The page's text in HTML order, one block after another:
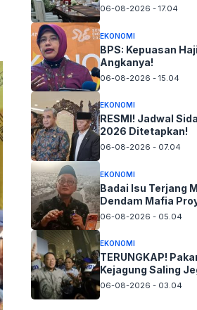
06-08-2026 - 17.04
EKONOMI
BPS: Kepuasan
Angkanya!
06-08-2026 - 15.04
EKONOMI
RESMI! Jadwal
2026 Ditetapkan!
06-08-2026 - 07.04
EKONOMI
Badai Isu Terjang
Dendam Mafia
06-08-2026 - 05.04
EKONOMI
TERUNGKAP!
Kejagung Saling
06-08-2026 - 03.04